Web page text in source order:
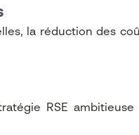
la réduction des
RSE